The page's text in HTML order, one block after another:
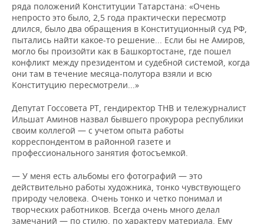
ряда положений Конституции Татарстана: «Очень
непросто это было, 2,5 года практически пересмотр
длился, было два обращения в Конституционный суд РФ,
пытались найти какое-то решение... Если бы не Амиров,
могло бы произойти как в Башкортостане, где пошел
конфликт между президентом и судебной системой, когда
они там в течение месяца-полутора взяли и всю
Конституцию пересмотрели...»
Депутат Госсовета РТ, гендиректор ТНВ и тележурналист
Ильшат Аминов назвал бывшего прокурора республики
своим коллегой — с учетом опыта работы
корреспондентом в районной газете и
профессионального занятия фотосъемкой.
— У меня есть альбомы его фотографий — это
действительно работы художника, тонко чувствующего
природу человека. Очень тонко и четко понимал и
творческих работников. Всегда очень много делал
замечаний — по стилю, по характеру материала. Ему